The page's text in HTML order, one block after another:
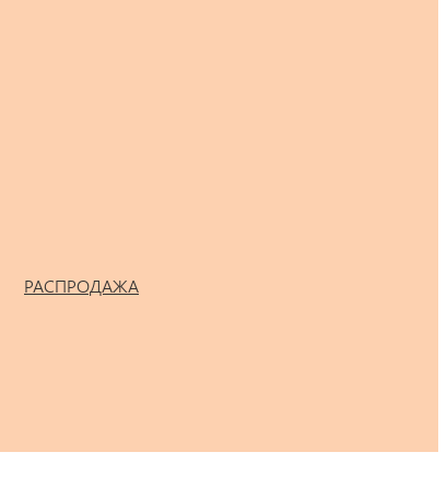
РАСПРОДАЖА